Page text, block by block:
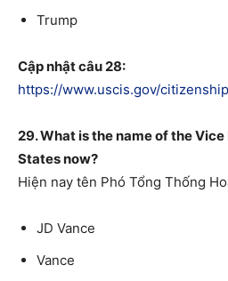
Trump
Cập nhật câu 28:
https://www.uscis.gov/
29. What is the name of the
States now?
Hiện nay tên Phó Tổng Thống
JD Vance
Vance